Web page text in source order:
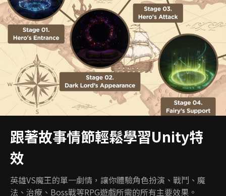
跟著故事情節輕鬆學習Unity特
效
英雄VS魔王的單一劇情，讓你體驗角色扮演、戰鬥、魔
法、治療、Boss戰等RPG遊戲所需的所有主要效果。